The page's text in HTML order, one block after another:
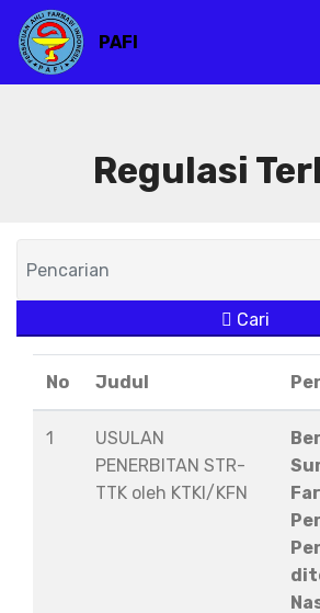
PAFI
Regulasi
Cari
No Judul
1
USULAN
PENERBITAN STR-
TTK oleh KTKI/KFN